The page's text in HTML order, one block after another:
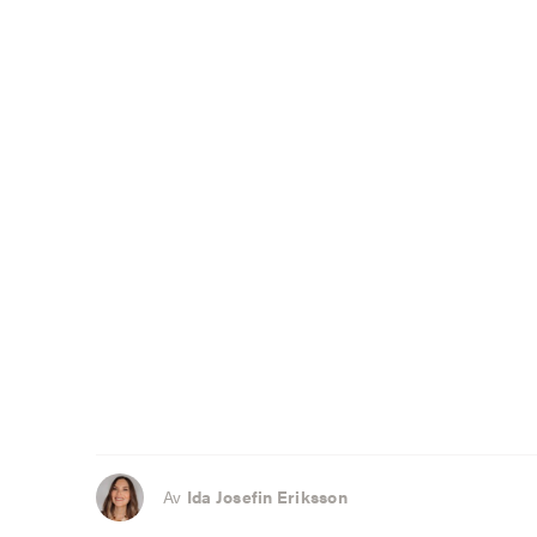
Av Ida Josefin Eriksson